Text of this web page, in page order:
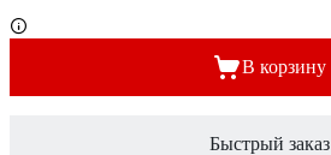
В корзину
Быстрый заказ